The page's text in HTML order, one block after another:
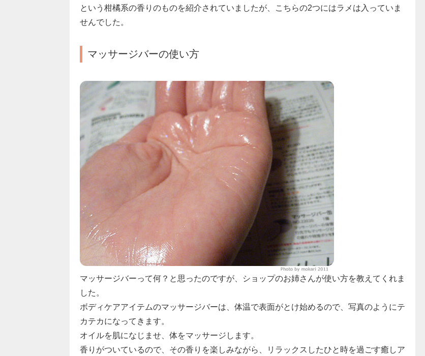
という柑橘系の香りのものを紹介されていましたが、こちらの2つにはラメは入っていま
せんでした。
マッサージバーの使い方
マッサージバーって何？と思ったのですが、ショップのお姉さんが使い方を教えてくれま
した。
ボディケアアイテムのマッサージバーは、体温で表面がとけ始めるので、写真のようにテ
カテカになってきます。
オイルを肌になじませ、体をマッサージします。
香りがついているので、その香りを楽しみながら、リラックスしたひと時を過ごす癒しア